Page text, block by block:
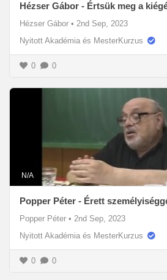
Hézser Gábor - Értsük meg a
Hézser Gábor • 2nd Sep, 2023
Nyitott Akadémia és MesterKurzus
0 0
N/A
Popper Péter - Érett
Popper Péter • 2nd Sep, 2023
Nyitott Akadémia és MesterKurzus
0 0